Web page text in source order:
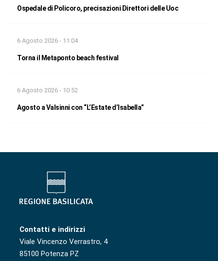
Ospedale di Policoro, precisazioni Direttori delle Uoc
6 Agosto 2026 - 11:04
Torna il Metaponto beach festival
6 Agosto 2026 - 10:52
Agosto a Valsinni con “L’Estate d’Isabella”
Contatti e indirizzi
Viale Vincenzo Verrastro, 4
85100 Potenza PZ